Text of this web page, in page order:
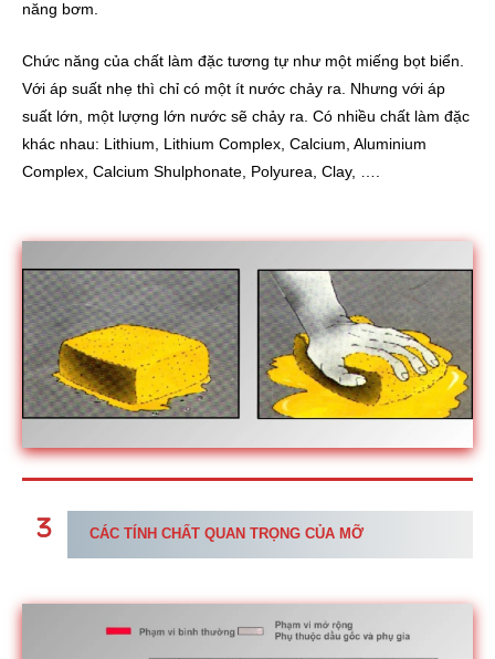
năng bơm.
Chức năng của chất làm đặc tương tự như một miếng bọt biển.
Với áp suất nhẹ thì chỉ có một ít nước chảy ra. Nhưng với áp
suất lớn, một lượng lớn nước sẽ chảy ra. Có nhiều chất làm đặc
khác nhau: Lithium, Lithium Complex, Calcium, Aluminium
Complex, Calcium Shulphonate, Polyurea, Clay, ….
CÁC TÍNH CHẤT QUAN TRỌNG CỦA MỠ